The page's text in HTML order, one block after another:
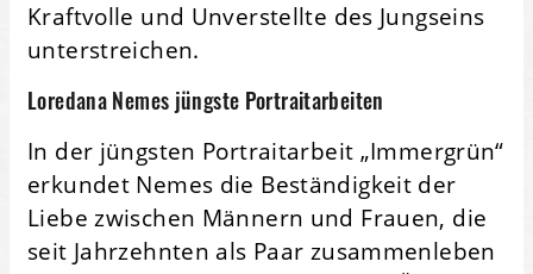
Kraftvolle und Unverstellte des Jungseins
unterstreichen.
Loredana Nemes jüngste Portraitarbeiten
In der jüngsten Portraitarbeit „Immergrün“
erkundet Nemes die Beständigkeit der
Liebe zwischen Männern und Frauen, die
seit Jahrzehnten als Paar zusammenleben